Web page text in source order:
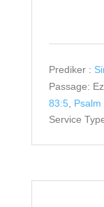
Prediker :
Passage:
83:5
Psalm
Service